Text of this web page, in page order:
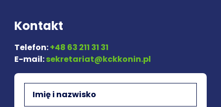
Kontakt
Telefon:+48 63 211 31 31
E-mail:sekretariat@kckkonin.pl